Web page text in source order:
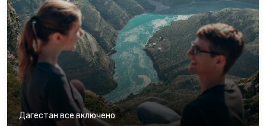
Дагестан все включено